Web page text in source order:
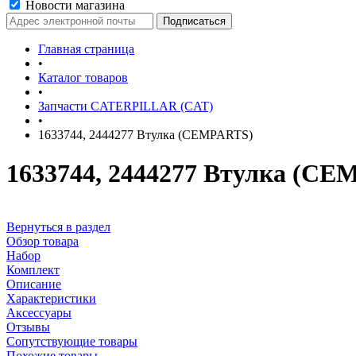
Новости магазина
Главная страница
•
Каталог товаров
•
Запчасти CATERPILLAR (CAT)
•
1633744, 2444277 Втулка (CEMPARTS)
1633744, 2444277 Втулка
Вернуться в раздел
Обзор товара
Набор
Комплект
Описание
Характеристики
Аксессуары
Отзывы
Сопутствующие товары